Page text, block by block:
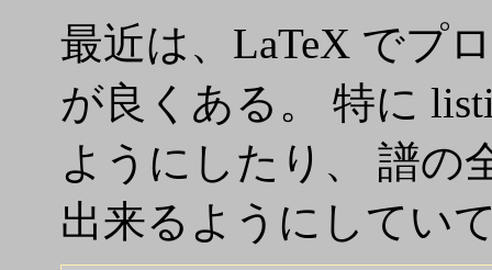
最近は、LaTeX でプ
が良くある。 特に
ようにしたり、 譜の
出来るようにしてい